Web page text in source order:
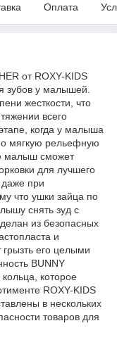
Оплата
от ROXY-KIDS
зубов у малышей.
жесткости, что
всего
когда у малыша
мягкую рельефную
малыш сможет
для лучшего
при
что ушки зайца по
снять зуд с
из безопасных
и
его целыми
BUNNY
которое
ROXY-KIDS
в нескольких
товаров для